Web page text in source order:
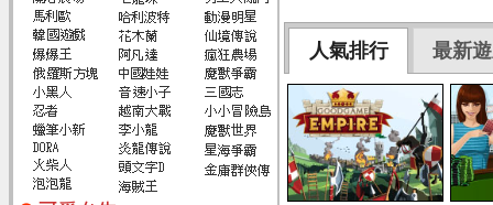
人氣排行 最新